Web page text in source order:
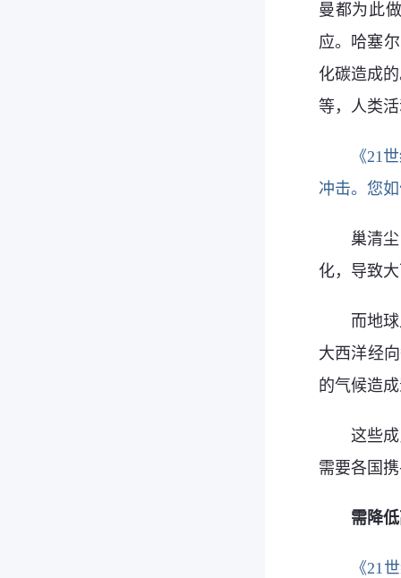
曼都为此
应。哈塞
化碳造成
等，人类
《21
冲击。您
巢清
化，导致
而地
大西洋经
的气候造
这些
需要各国
需降
《21